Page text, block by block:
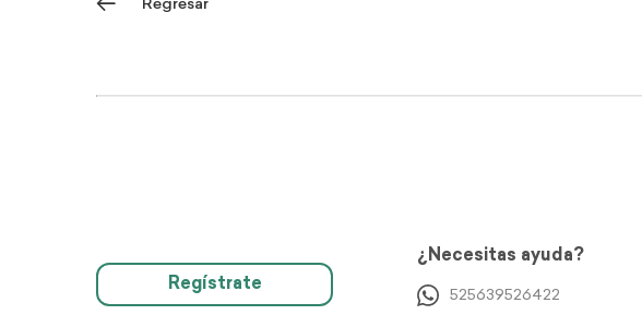
Regístrate
¿Necesitas ayuda?
525639526422